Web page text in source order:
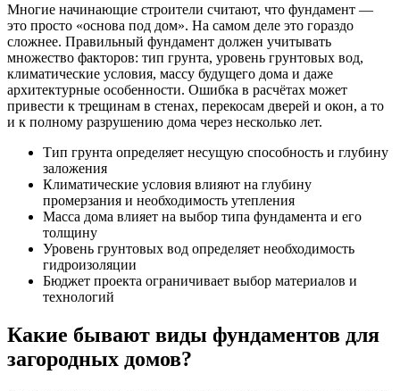
Многие начинающие строители считают, что фундамент —
это просто «основа под дом». На самом деле это гораздо
сложнее. Правильный фундамент должен учитывать
множество факторов: тип грунта, уровень грунтовых вод,
климатические условия, массу будущего дома и даже
архитектурные особенности. Ошибка в расчётах может
привести к трещинам в стенах, перекосам дверей и окон, а то
и к полному разрушению дома через несколько лет.
Тип грунта определяет несущую способность и глубину
заложения
Климатические условия влияют на глубину
промерзания и необходимость утепления
Масса дома влияет на выбор типа фундамента и его
толщину
Уровень грунтовых вод определяет необходимость
гидроизоляции
Бюджет проекта ограничивает выбор материалов и
технологий
Какие бывают виды фундаментов для
загородных домов?